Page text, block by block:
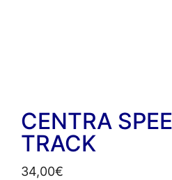
CENTRA
TRACK
34,00€